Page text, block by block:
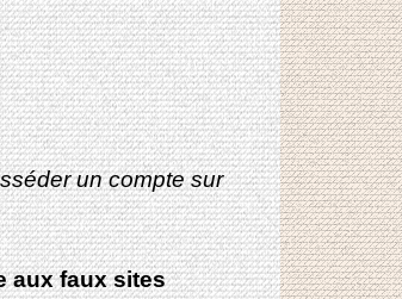
un compte sur
aux faux sites